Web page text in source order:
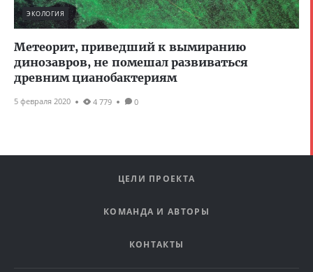
ЭКОЛОГИЯ
Метеорит, приведший к вымиранию
динозавров, не помешал развиваться
древним цианобактериям
5 февраля 2020 4 779 0
ЦЕЛИ ПРОЕКТА
КОМАНДА И АВТОРЫ
КОНТАКТЫ